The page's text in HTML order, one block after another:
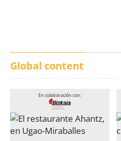
Global content
En colaboración con: